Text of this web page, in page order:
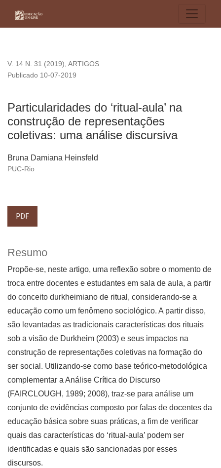
V. 14 N. 31 (2019), ARTIGOS
Particularidades do ‘ritual-aula’ na
construção de representações
coletivas: uma análise discursiva
Publicado 10-07-2019
Bruna Damiana Heinsfeld
PUC-Rio
PDF
Resumo
Propõe-se, neste artigo, uma reflexão sobre o momento de
troca entre docentes e estudantes em sala de aula, a partir
do conceito durkheimiano de ritual, considerando-se a
educação como um fenômeno sociológico. A partir disso,
são levantadas as tradicionais características dos rituais
sob a visão de Durkheim (2003) e seus impactos na
construção de representações coletivas na formação do
ser social. Utilizando-se como base teórico-metodológica
complementar a Análise Crítica do Discurso
(FAIRCLOUGH, 1989; 2008), traz-se para análise um
conjunto de evidências composto por falas de docentes da
educação básica sobre suas práticas, a fim de verificar
quais das características do ‘ritual-aula’ podem ser
identificadas e quais são sancionadas por esses
discursos.